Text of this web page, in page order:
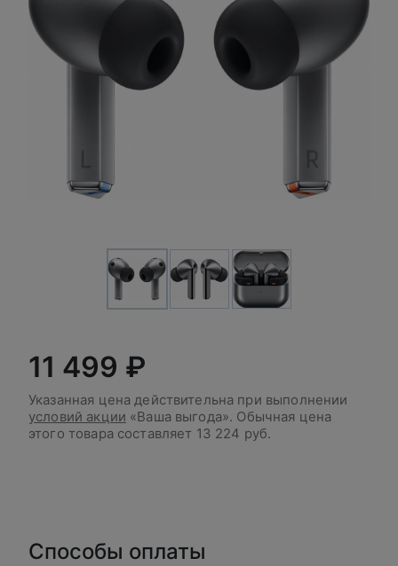
11 499 ₽
Указанная цена действительна при выполнении
условий акции «Ваша выгода». Обычная цена
этого товара составляет 13 224 руб.
Способы оплаты